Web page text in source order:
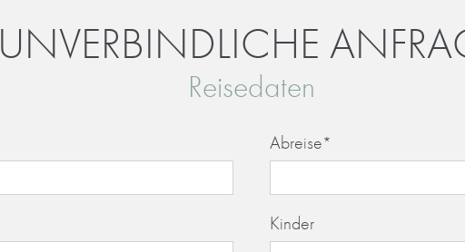
UNVERBINDLICHE
Reisedaten
Abreise*
Kinder